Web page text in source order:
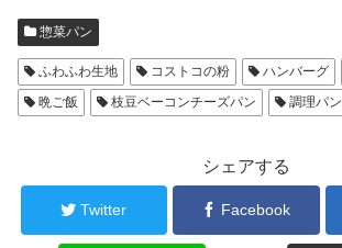
惣菜パン
ふわふわ生地 コストコの粉 ハンバーグ
晩ご飯
枝豆ベーコンチーズパン 調理パン
シェアする
Twitter Facebook